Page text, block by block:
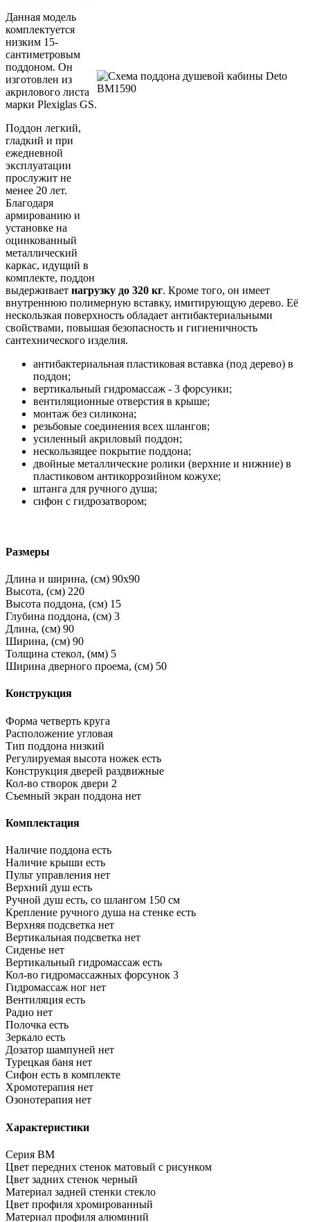
Данная модель
комплектуется
низким 15-
сантиметровым
поддоном. Он
изготовлен из
акрилового листа
марки Plexiglas GS.
Поддон легкий,
гладкий и при
ежедневной
эксплуатации
прослужит не
менее 20 лет.
Благодаря
армированию и
установке на
оцинкованный
металлический
каркас, идущий в
комплекте, поддон
выдерживает нагрузку до 320 кг. Кроме того, он имеет
внутреннюю полимерную вставку, имитирующую дерево. Её
нескользкая поверхность обладает антибактериальными
свойствами, повышая безопасность и гигиеничность
сантехнического изделия.
антибактериальная пластиковая вставка (под дерево) в
поддон;
вертикальный гидромассаж - 3 форсунки;
вентиляционные отверстия в крыше;
монтаж без силикона;
резьбовые соединения всех шлангов;
усиленный акриловый поддон;
нескользящее покрытие поддона;
двойные металлические ролики (верхние и нижние) в
пластиковом антикоррозийном кожухе;
штанга для ручного душа;
сифон с гидрозатвором;
Размеры
Длина и ширина, (см) 90x90
Высота, (см) 220
Высота поддона, (см) 15
Глубина поддона, (см) 3
Длина, (см) 90
Ширина, (см) 90
Толщина стекол, (мм) 5
Ширина дверного проема, (см) 50
Конструкция
Форма четверть круга
Расположение угловая
Тип поддона низкий
Регулируемая высота ножек есть
Конструкция дверей раздвижные
Кол-во створок двери 2
Съемный экран поддона нет
Комплектация
Наличие поддона есть
Наличие крыши есть
Пульт управления нет
Верхний душ есть
Ручной душ есть, со шлангом 150 см
Крепление ручного душа на стенке есть
Верхняя подсветка нет
Вертикальная подсветка нет
Сиденье нет
Вертикальный гидромассаж есть
Кол-во гидромассажных форсунок 3
Гидромассаж ног нет
Вентиляция есть
Радио нет
Полочка есть
Зеркало есть
Дозатор шампуней нет
Турецкая баня нет
Сифон есть в комплекте
Хромотерапия нет
Озонотерапия нет
Характеристики
Серия BM
Цвет передних стенок матовый с рисунком
Цвет задних стенок черный
Материал задней стенки стекло
Цвет профиля хромированный
Материал профиля алюминий